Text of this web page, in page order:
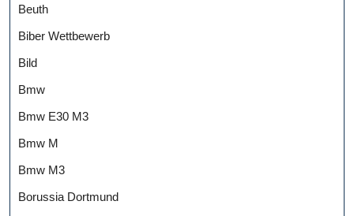
Beuth
Biber Wettbewerb
Bild
Bmw
Bmw E30 M3
Bmw M
Bmw M3
Borussia Dortmund